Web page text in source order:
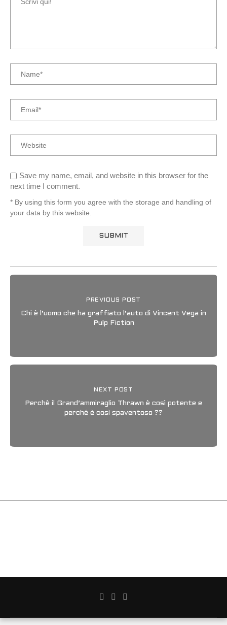
Save my name, email, and website in this browser for the
next time I comment.
* By using this form you agree with the storage and handling of
your data by this website.
PREVIOUS POST
Chi è l’uomo che ha graffiato l’auto di Vincent Vega in
Pulp Fiction
NEXT POST
Perchè il Grand’ammiraglio Thrawn è così potente e
perché è così spaventoso ??